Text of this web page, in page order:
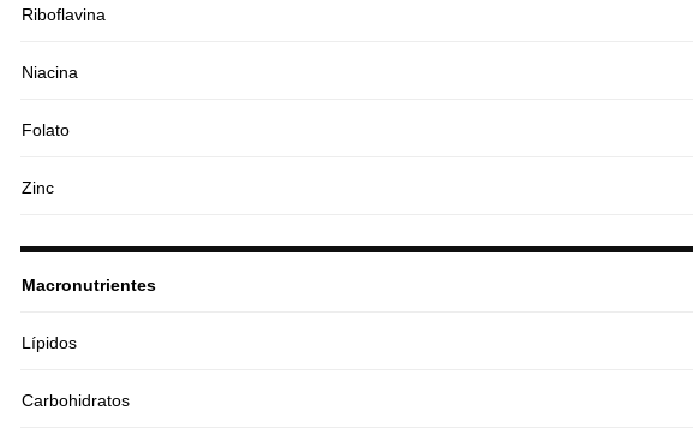
Riboflavina
Niacina
Folato
Zinc
Macronutrientes
Lípidos
Carbohidratos